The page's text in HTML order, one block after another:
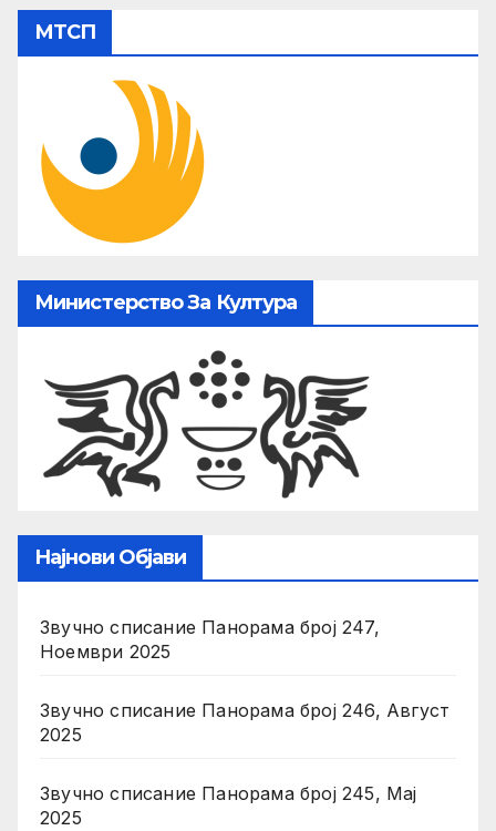
МТСП
Министерство За Култура
Најнови Објави
Звучно списание Панорама број 247,
Ноември 2025
Звучно списание Панорама број 246, Август
2025
Звучно списание Панорама број 245, Мај
2025